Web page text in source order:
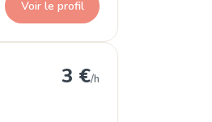
Voir le profil
3 €/h